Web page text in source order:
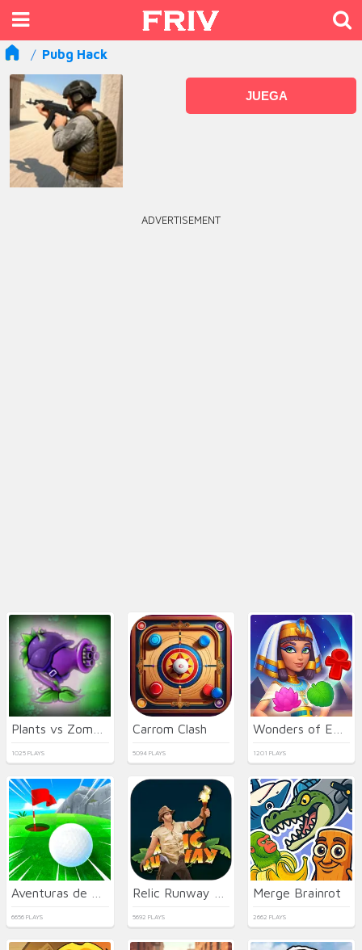
Pubg Hack
JUEGA
ADVERTISEMENT
1025 PLAYS
Carrom Clash
5094 PLAYS 1201 PLAYS
6656 PLAYS 5692 PLAYS
Merge Brainrot
2662 PLAYS